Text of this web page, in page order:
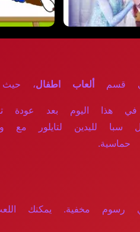
في قسم ألعاب اطفال، حيث
هذا اليوم بعد عودة
لليدين لتايلور مع
أي رسوم مخفية. يمكنك